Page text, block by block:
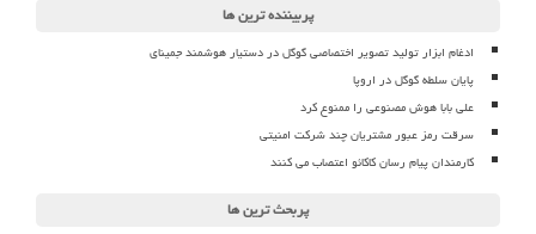
پربیننده ترین ها
ادغام ابزار تولید تصویر اختصاصی گوگل در دستیار هوشمند جمینای
پایان سلطه گوگل در اروپا
علی بابا هوش مصنوعی را ممنوع کرد
سرقت رمز عبور مشتریان چند شرکت امنیتی
کارمندان پیام رسان کاکائو اعتصاب می کنند
پربحث ترین ها